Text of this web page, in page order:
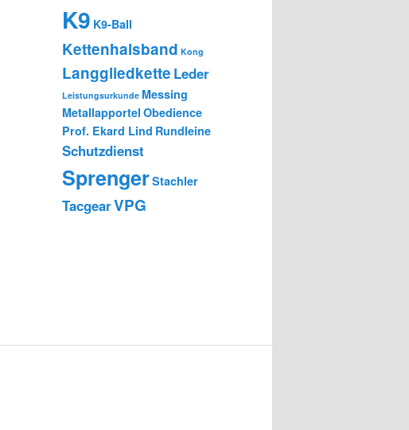
K9 K9-Ball
Kettenhalsband Kong
Langgliedkette Leder
Leistungsurkunde Messing
Metallapportel Obedience
Prof. Ekard Lind Rundleine
Schutzdienst
SprengerStachler
TacgearVPG